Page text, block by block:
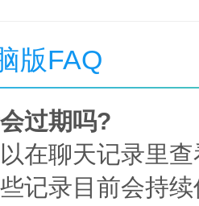
版FAQ
过期吗?
聊天记录里查
记录目前会持